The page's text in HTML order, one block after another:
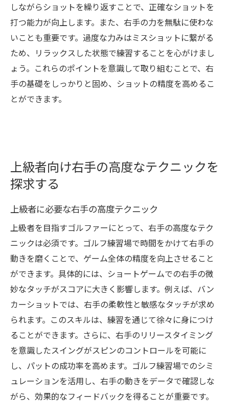
しながらショットを繰り返すことで、正確なショットを
打つ能力が向上します。また、右手の力を無駄に使わな
いことも重要です。過度な力みはミスショットに繋がる
ため、リラックスした状態で練習することを心がけまし
ょう。これらのポイントを意識して取り組むことで、右
手の基礎をしっかりと固め、ショットの精度を高めるこ
とができます。
上級者向け右手の高度なテクニックを
探求する
上級者に必要な右手の高度テクニック
上級者を目指すゴルファーにとって、右手の高度なテク
ニックは必須です。ゴルフ練習場で時間をかけて右手の
動きを磨くことで、ゲーム全体の精度を向上させること
ができます。具体的には、ショートゲームでの右手の微
妙なタッチがスコアに大きく影響します。例えば、バン
カーショットでは、右手の柔軟性と敏感なタッチが求め
られます。このスキルは、練習を通じて徐々に身につけ
ることができます。さらに、右手のリリースタイミング
を意識したスイングがスピンのコントロールを可能に
し、パットの成功率を高めます。ゴルフ練習場でのシミ
ュレーションを活用し、右手の動きをデータで確認しな
がら、効果的なフィードバックを得ることが重要です。